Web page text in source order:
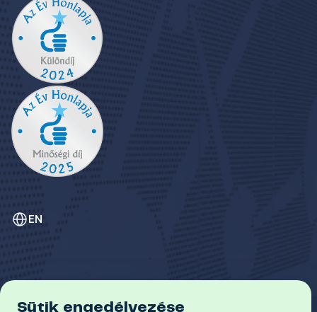
EN
Sütik engedélyezése